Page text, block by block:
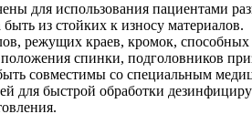
для использования пациентами
из стойких к износу материалов.
режущих краев, кромок,
спинки, подголовников
совместимы со специальным
для быстрой обработки